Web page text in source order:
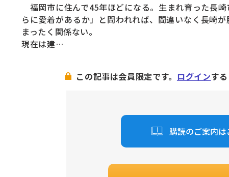
福岡市に住んで45年ほどになる。生まれ育った長
らに愛着があるか」と問われれば、間違いなく長崎
まったく関係ない。
現在は建…
この記事は会員限定です。 ログインす
購読のご案内は